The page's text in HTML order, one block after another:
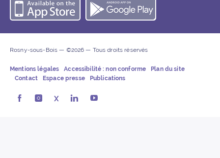
Télécharger l’application iOS
Rosny-sous-Bois — ©2026 — Tous droits réservés
Mentions légales Accessibilité : non conforme
Plan du site
Contact
Espace presse Publications
Rosny-sous-Bois sur Facebook (ouvre une nouvelle
Rosny-sous-Bois sur Instagram (ouvre une
X Rosny-sous-Bois sur LinkedIn (ouvre
Rosny-sous-Bois sur Youtube